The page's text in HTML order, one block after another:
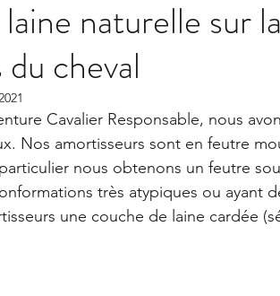
naturelle sur
cheval
Cavalier Responsable, nous
Nos amortisseurs sont en feutre
nous obtenons un feutre
très atypiques ou ayant
une couche de laine cardée